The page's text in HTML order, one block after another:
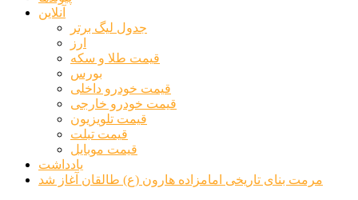
آنلاین
جدول لیگ برتر
ارز
قیمت طلا و سکه
بورس
قیمت خودرو داخلی
قیمت خودرو خارجی
قیمت تلویزیون
قیمت تبلت
قیمت موبایل
یادداشت
مرمت بنای تاریخی امامزاده هارون (ع) طالقان آغاز شد